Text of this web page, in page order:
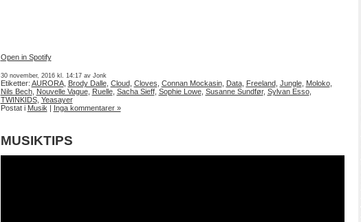
Open in Spotify
30 november, 2016 kl. 14:17 av Jonk
Etiketter: AURORA, Brody Dalle, Cloud, Cloves Connan Mockasin, Data, Freeland, Jungle, Moloko,
Nils Bech, Nouvelle Vague, Ruelle, Sacha Sieff, Sophie Lowe, Susanne Sundfør, Sylvan Esso,
TWINKIDS, Yeasayer
Postat i Musik | Inga kommentarer »
MUSIKTIPS